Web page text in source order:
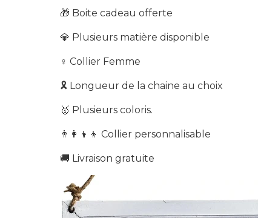
🎁 Boite cadeau offerte
💎 Plusieurs matière disponible
♀️ Collier Femme
🎗 Longueur de la chaine au choix
🥇 Plusieurs coloris.
👨‍👩‍👦‍👦 Collier personnalisable
🚚 Livraison gratuite